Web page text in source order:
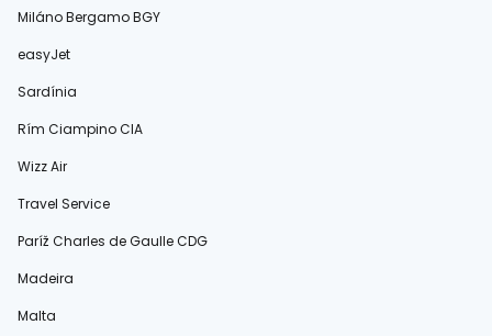
Miláno Bergamo BGY
easyJet
Sardínia
Rím Ciampino CIA
Wizz Air
Travel Service
Paríž Charles de Gaulle CDG
Madeira
Malta